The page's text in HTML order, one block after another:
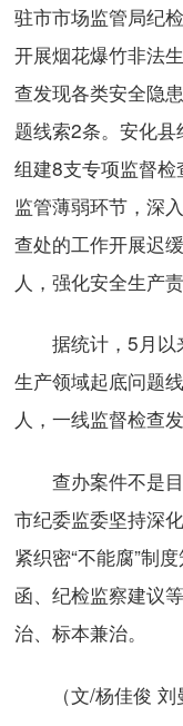
驻市市场监管局纪
开展烟花爆竹非法
查发现各类安全隐
题线索2条。安化
组建8支专项监督
监管薄弱环节，深
查处的工作开展迟
人，强化安全生产责
据统计，5月以
生产领域起底问题
人，一线监督检查
查办案件不是目
市纪委监委坚持深
紧织密“不能腐”制
函、纪检监察建议
治、标本兼治。
（文/杨佳俊 刘